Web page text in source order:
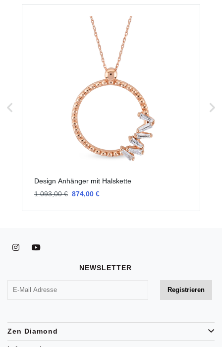
Design Anhänger mit Halskette
874,00 €
1.093,00 €
NEWSLETTER
Zen Diamond